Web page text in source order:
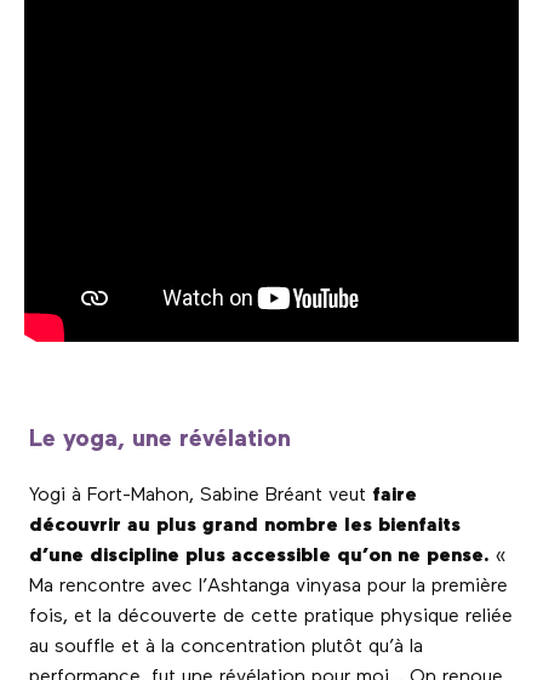
Le yoga, une révélation
Yogi à Fort-Mahon, Sabine Bréant veut faire
découvrir au plus grand nombre les bienfaits
d’une discipline plus accessible qu’on ne pense. «
Ma rencontre avec l’Ashtanga vinyasa pour la première
fois, et la découverte de cette pratique physique reliée
au souffle et à la concentration plutôt qu’à la